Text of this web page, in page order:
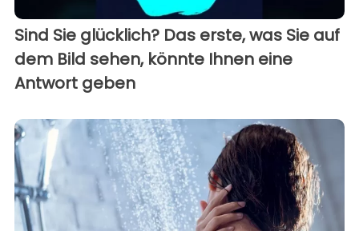
Sind Sie glücklich? Das erste, was Sie auf
dem Bild sehen, könnte Ihnen eine
Antwort geben